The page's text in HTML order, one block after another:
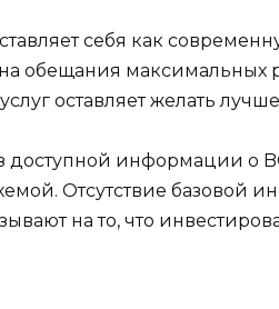
себя как
обещания максимальных
оставляет желать
информации о
Отсутствие базовой
на то, что